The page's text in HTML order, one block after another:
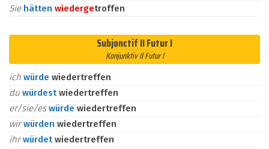
Sie hätten wiedergetroffen
Subjonctif II Futur I
Konjunktiv II Futur I
ich würde wiedertreffen
du würdestwiedertreffen
er/sie/eswürde wiedertreffen
wirwürden wiedertreffen
ihrwürdetwiedertreffen